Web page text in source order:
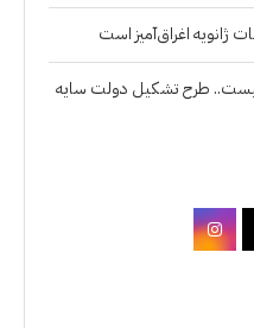
ژانویه اغراق‌آمیز است
نیست.. طرح تشکیل دولت سایه